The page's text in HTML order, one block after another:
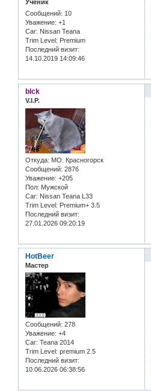
Ученик
Сообщений: 10
Уважение: +1
Car: Nissan Teana
Trim Level: Premium
Последний визит:
14.10.2019 14:09:46
blck
V.I.P.
Откуда: МО. Красногорск
Сообщений: 2876
Уважение: +205
Пол: Мужской
Car: Nissan Teana L33
Trim Level: Premium+ 3.5
Последний визит:
27.01.2026 09:20:19
HotBeer
Мастер
Сообщений: 278
Уважение: +4
Car: Teana 2014
Trim Level: premium 2.5
Последний визит:
10.06.2026 06:38:56